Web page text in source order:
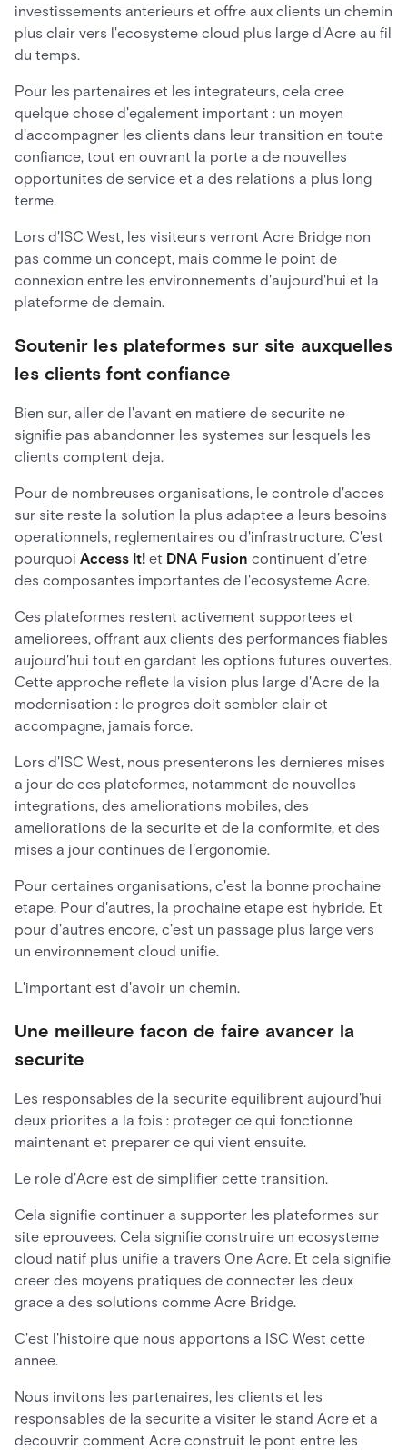
investissements anterieurs et offre aux clients un chemin
plus clair vers l'ecosysteme cloud plus large d'Acre au fil
du temps.
Pour les partenaires et les integrateurs, cela cree
quelque chose d'egalement important : un moyen
d'accompagner les clients dans leur transition en toute
confiance, tout en ouvrant la porte a de nouvelles
opportunites de service et a des relations a plus long
terme.
Lors d'ISC West, les visiteurs verront Acre Bridge non
pas comme un concept, mais comme le point de
connexion entre les environnements d'aujourd'hui et la
plateforme de demain.
Soutenir les plateformes sur site auxquelles
les clients font confiance
Bien sur, aller de l'avant en matiere de securite ne
signifie pas abandonner les systemes sur lesquels les
clients comptent deja.
Pour de nombreuses organisations, le controle d'acces
sur site reste la solution la plus adaptee a leurs besoins
operationnels, reglementaires ou d'infrastructure. C'est
pourquoi Access It! et DNA Fusion continuent d'etre
des composantes importantes de l'ecosysteme Acre.
Ces plateformes restent activement supportees et
ameliorees, offrant aux clients des performances fiables
aujourd'hui tout en gardant les options futures ouvertes.
Cette approche reflete la vision plus large d'Acre de la
modernisation : le progres doit sembler clair et
accompagne, jamais force.
Lors d'ISC West, nous presenterons les dernieres mises
a jour de ces plateformes, notamment de nouvelles
integrations, des ameliorations mobiles, des
ameliorations de la securite et de la conformite, et des
mises a jour continues de l'ergonomie.
Pour certaines organisations, c'est la bonne prochaine
etape. Pour d'autres, la prochaine etape est hybride. Et
pour d'autres encore, c'est un passage plus large vers
un environnement cloud unifie.
L'important est d'avoir un chemin.
Une meilleure facon de faire avancer la
securite
Les responsables de la securite equilibrent aujourd'hui
deux priorites a la fois : proteger ce qui fonctionne
maintenant et preparer ce qui vient ensuite.
Le role d'Acre est de simplifier cette transition.
Cela signifie continuer a supporter les plateformes sur
site eprouvees. Cela signifie construire un ecosysteme
cloud natif plus unifie a travers One Acre. Et cela signifie
creer des moyens pratiques de connecter les deux
grace a des solutions comme Acre Bridge.
C'est l'histoire que nous apportons a ISC West cette
annee.
Nous invitons les partenaires, les clients et les
responsables de la securite a visiter le stand Acre et a
decouvrir comment Acre construit le pont entre les